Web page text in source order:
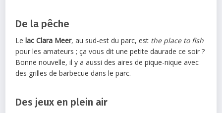
De la pêche
Le lac Clara Meer, au sud-est du parc, est the place to fish
pour les amateurs ; ça vous dit une petite daurade ce soir ?
Bonne nouvelle, il y a aussi des aires de pique-nique avec
des grilles de barbecue dans le parc.
Des jeux en plein air